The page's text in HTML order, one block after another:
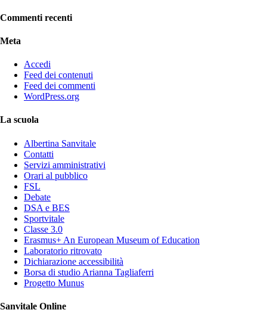
Commenti recenti
Meta
Accedi
Feed dei contenuti
Feed dei commenti
WordPress.org
La scuola
Albertina Sanvitale
Contatti
Servizi amministrativi
Orari al pubblico
FSL
Debate
DSA e BES
Sportvitale
Classe 3.0
Erasmus+ An European Museum of Education
Laboratorio ritrovato
Dichiarazione accessibilità
Borsa di studio Arianna Tagliaferri
Progetto Munus
Sanvitale Online